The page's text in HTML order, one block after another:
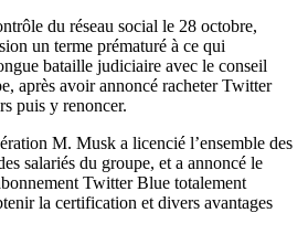
du réseau social le 28 octobre,
un terme prématuré à ce qui
bataille judiciaire avec le conseil
après avoir annoncé racheter Twitter
puis y renoncer.
M. Musk a licencié l’ensemble des
salariés du groupe, et a annoncé le
Twitter Blue totalement
la certification et divers avantages